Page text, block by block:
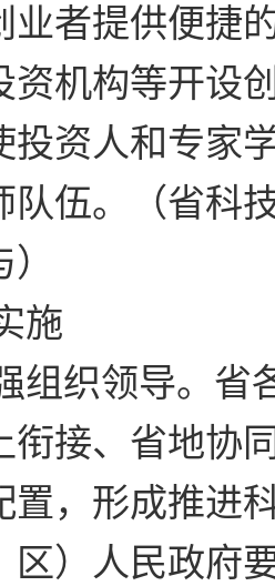
业者提供便捷
资机构等开设
投资人和专家
伍。
（省科
施
组织领导。省
衔接、省地协
置，形成推进
区）人民政府